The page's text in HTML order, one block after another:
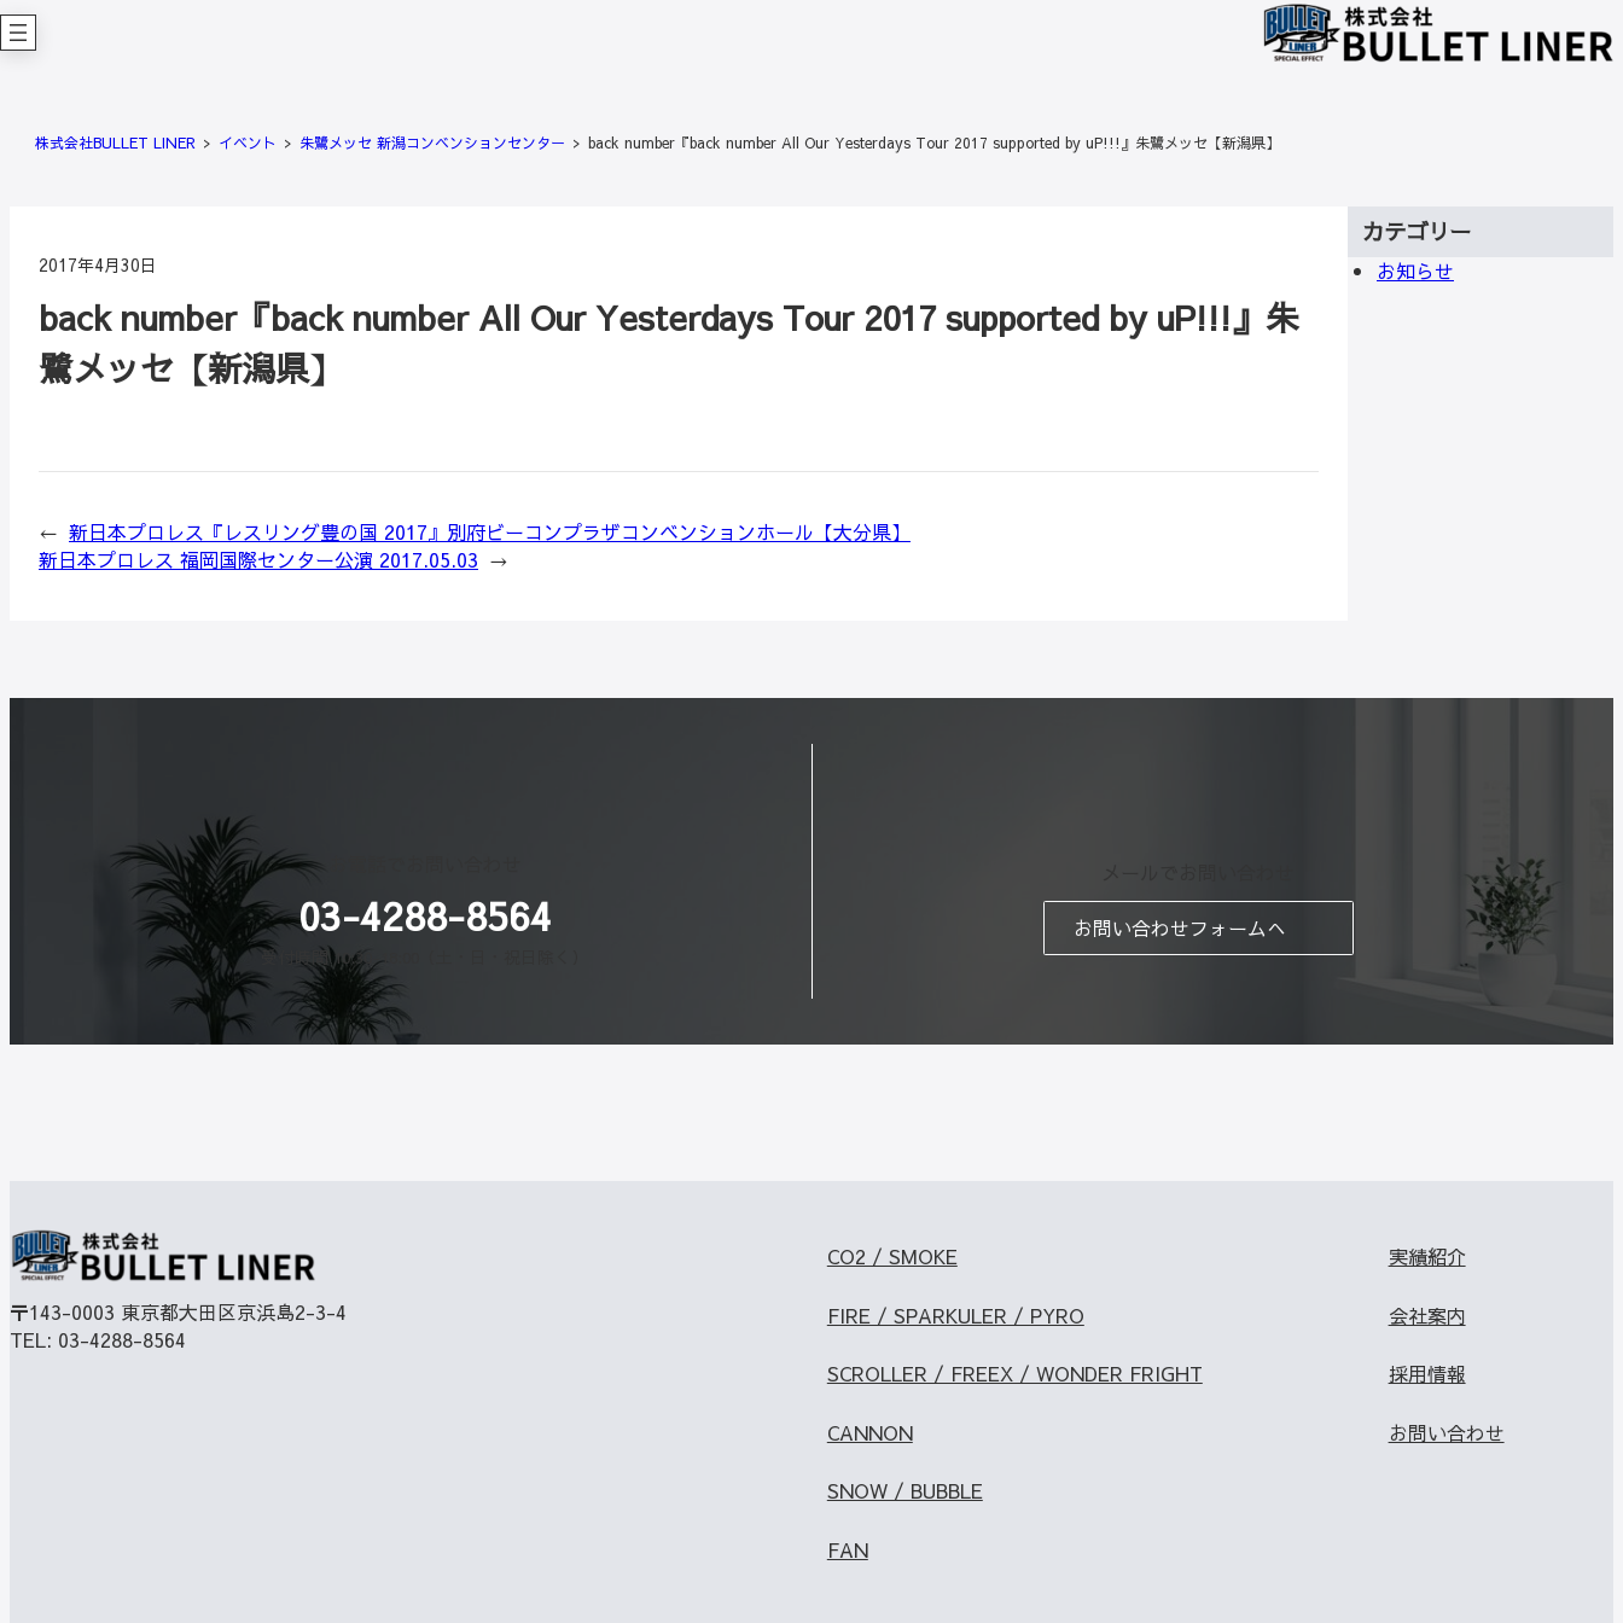
内
容
株式会社BULLET LINER イベント 朱鷺メッセ 新潟コンベンションセンター back number『back number All Our Yesterdays Tour 2017 supported by uP!!!』朱鷺メッセ【新潟県】
2017年4月30日
back number『back number All Our Yesterdays Tour 2017 supported by uP!!!』朱
鷺メッセ【新潟県】
← 新日本プロレス『レスリング豊の国 2017』別府ビーコンプラザコンベンションホール【大分県】
新日本プロレス 福岡国際センター公演 2017.05.03 →
カテゴリー
お知らせ
03-4288-8564
受付時間 10:30-18:00（土・日・祝日除く）
お問い合わせフォームへ
〒143-0003 東京都大田区京浜島2-3-4
TEL: 03-4288-8564
CO2 / SMOKE
FIRE / SPARKULER / PYRO
SCROLLER / FREEX / WONDER FRIGHT
CANNON
SNOW / BUBBLE
FAN
実績紹介
会社案内
採用情報
お問い合わせ